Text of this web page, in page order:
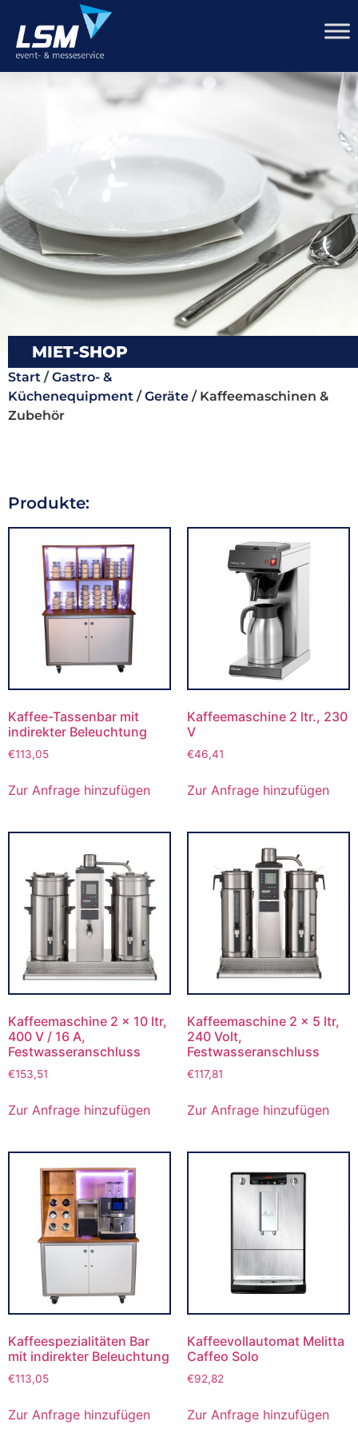
MIET-SHOP
Start /Gastro- &
Küchenequipment /Geräte / Kaffeemaschinen &
Zubehör
Produkte:
Kaffee-Tassenbar mit
indirekter Beleuchtung
€113,05
Zur Anfrage hinzufügen
Kaffeemaschine 2 ltr., 230
V
€46,41
Zur Anfrage hinzufügen
Kaffeemaschine 2 x 10 ltr,
400 V / 16 A,
Festwasseranschluss
€153,51
Zur Anfrage hinzufügen
Kaffeemaschine 2 x 5 ltr,
240 Volt,
Festwasseranschluss
€117,81
Zur Anfrage hinzufügen
Kaffeespezialitäten Bar
mit indirekter Beleuchtung
€113,05
Zur Anfrage hinzufügen
Kaffeevollautomat Melitta
Caffeo Solo
€92,82
Zur Anfrage hinzufügen